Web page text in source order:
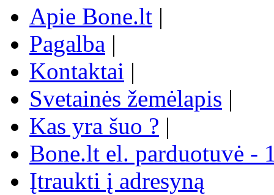
Apie Bone.lt |
Pagalba |
Kontaktai |
Svetainės žemėlapis |
Kas yra šuo ? |
Bone.lt el. parduotuvė -
Įtraukti į adresyną